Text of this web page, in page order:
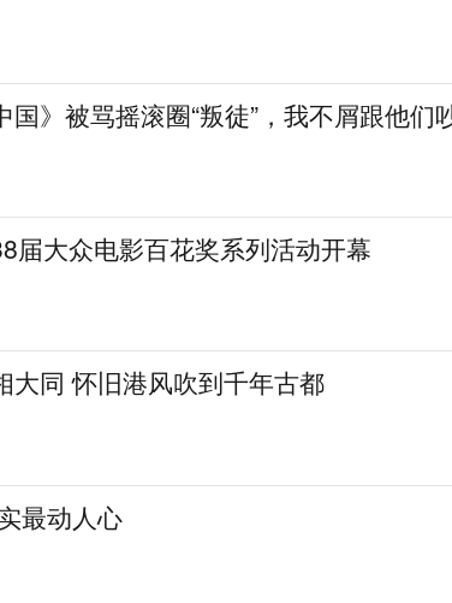
》被骂摇滚圈“叛徒”，我不屑跟他们
届大众电影百花奖系列活动开幕
大同 怀旧港风吹到千年古都
最动人心